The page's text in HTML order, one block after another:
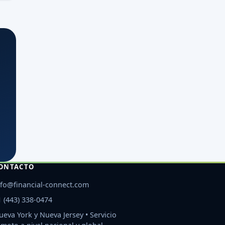
connect.com
(443) 338-0474
York y Nueva Jersey • Servicio